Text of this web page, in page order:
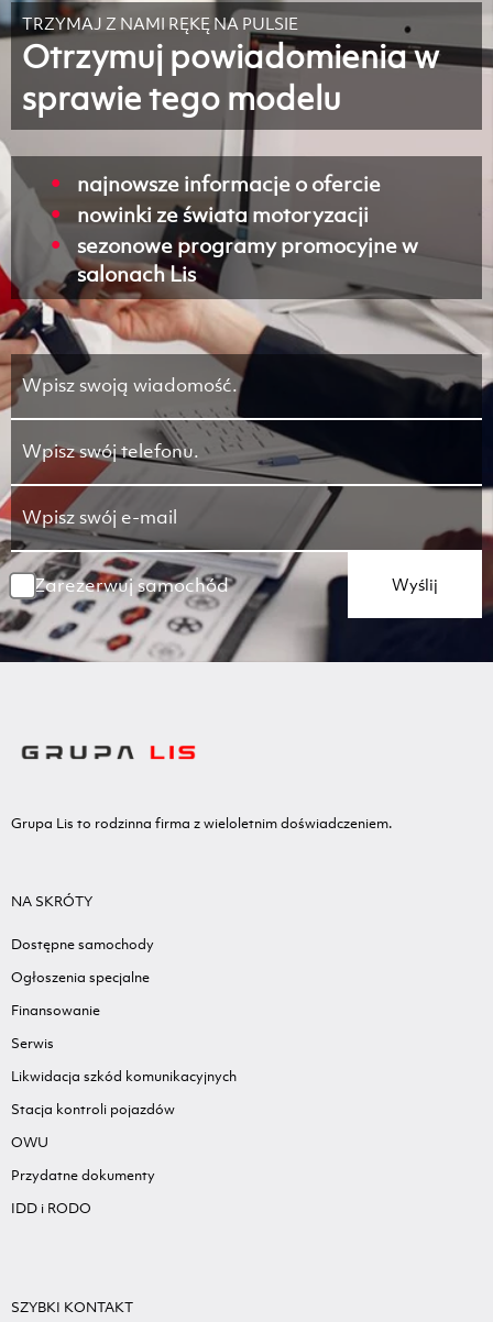
TRZYMAJ Z NAMI RĘKĘ NA PULSIE
Otrzymuj powiadomienia w
sprawie tego modelu
najnowsze informacje o ofercie
nowinki ze świata motoryzacji
sezonowe programy promocyjne w
salonach Lis
Zarezerwuj samochód Wyślij
Grupa Lis to rodzinna firma z wieloletnim doświadczeniem.
NA SKRÓTY
Dostępne samochody
Ogłoszenia specjalne
Finansowanie
Serwis
Likwidacja szkód komunikacyjnych
Stacja kontroli pojazdów
OWU
Przydatne dokumenty
IDD i RODO
SZYBKI KONTAKT